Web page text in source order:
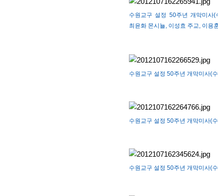
수원교구 설정 50주년 개막미사
최윤화 몬시뇰, 이성효 주교, 이용
수원교구 설정 50주년 개막미사(
수원교구 설정 50주년 개막미사(
수원교구 설정 50주년 개막미사(